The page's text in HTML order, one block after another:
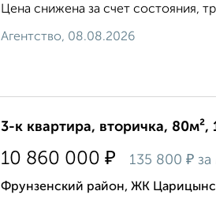
Цена снижена за счет состояния,
Агентство, 08.08.2026
3-к квартира, вторичка, 80м²,
10 860 000 ₽ 135 800 ₽ за
Фрунзенский район, ЖК